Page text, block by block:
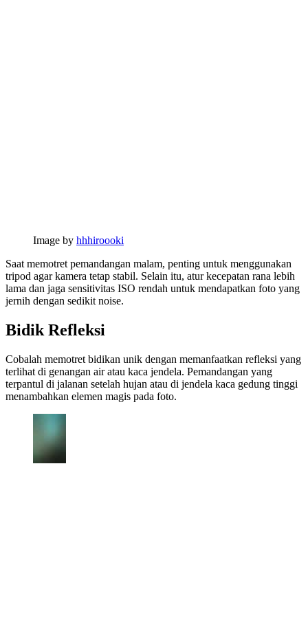
Image by hhhiroooki
Saat memotret pemandangan malam, penting untuk menggunakan
tripod agar kamera tetap stabil. Selain itu, atur kecepatan rana lebih
lama dan jaga sensitivitas ISO rendah untuk mendapatkan foto yang
jernih dengan sedikit noise.
Bidik Refleksi
Cobalah memotret bidikan unik dengan memanfaatkan refleksi yang
terlihat di genangan air atau kaca jendela. Pemandangan yang
terpantul di jalanan setelah hujan atau di jendela kaca gedung tinggi
menambahkan elemen magis pada foto.